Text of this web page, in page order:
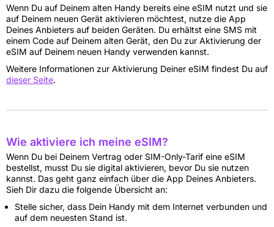
Wenn Du auf Deinem alten Handy bereits eine eSIM nutzt und sie
auf Deinem neuen Gerät aktivieren möchtest, nutze die App
Deines Anbieters auf beiden Geräten. Du erhältst eine SMS mit
einem Code auf Deinem alten Gerät, den Du zur Aktivierung der
eSIM auf Deinem neuen Handy verwenden kannst.
Weitere Informationen zur Aktivierung Deiner eSIM findest Du auf
dieser Seite.
Wie aktiviere ich meine eSIM?
Wenn Du bei Deinem Vertrag oder SIM-Only-Tarif eine eSIM
bestellst, musst Du sie digital aktivieren, bevor Du sie nutzen
kannst. Das geht ganz einfach über die App Deines Anbieters.
Sieh Dir dazu die folgende Übersicht an:
Stelle sicher, dass Dein Handy mit dem Internet verbunden und
auf dem neuesten Stand ist.